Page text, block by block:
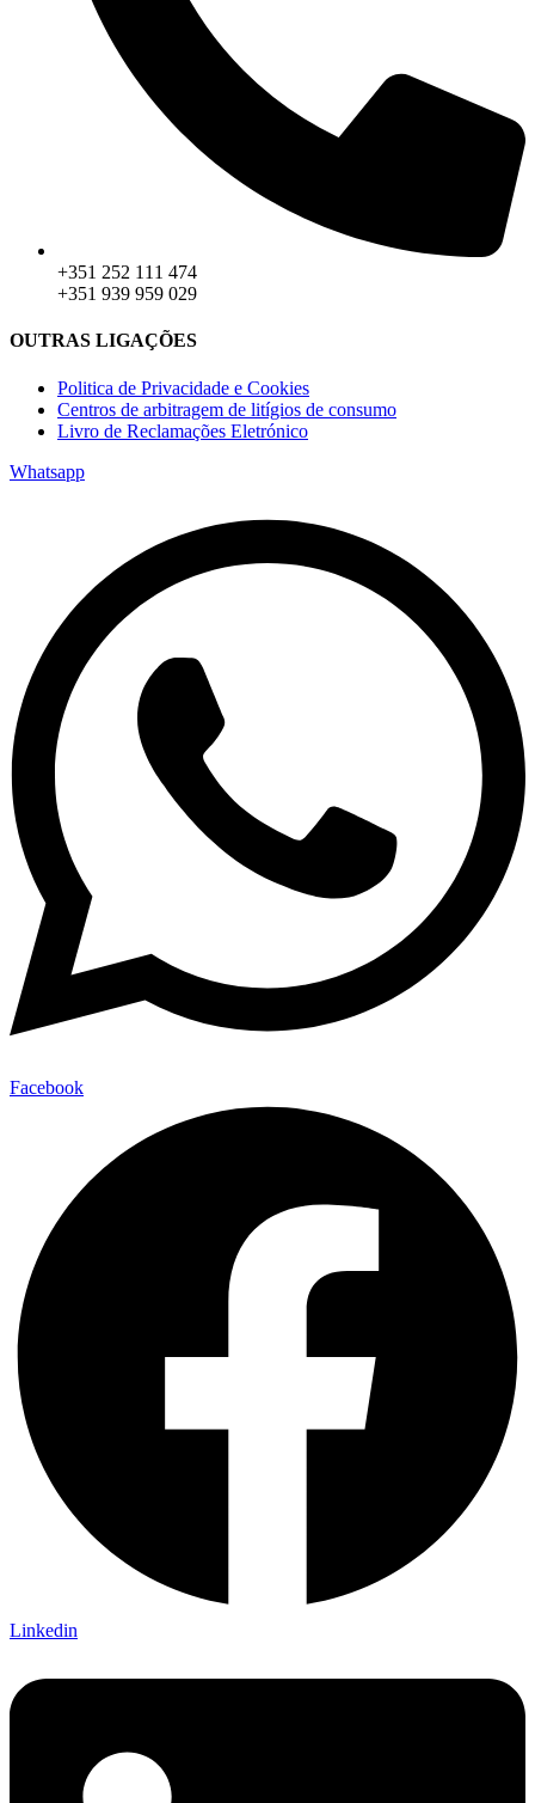
+351 252 111 474
+351 939 959 029
OUTRAS LIGAÇÕES
Politica de Privacidade e Cookies
Centros de arbitragem de litígios de consumo
Livro de Reclamações Eletrónico
Whatsapp
Facebook
Linkedin